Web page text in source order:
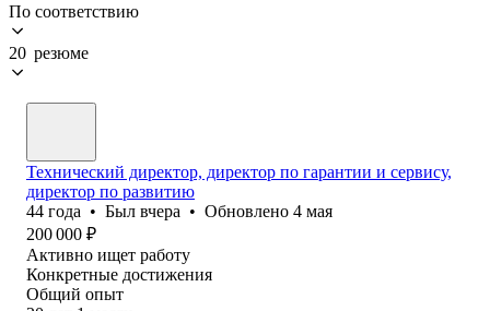
По соответствию
20 резюме
Технический директор, директор по гарантии и сервису,
директор по развитию
44 года • Был вчера • Обновлено 4 мая
200 000 ₽
Активно ищет работу
Конкретные достижения
Общий опыт